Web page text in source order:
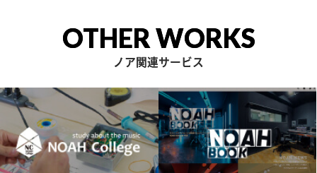
OTHER WORKS
ノア関連サービス